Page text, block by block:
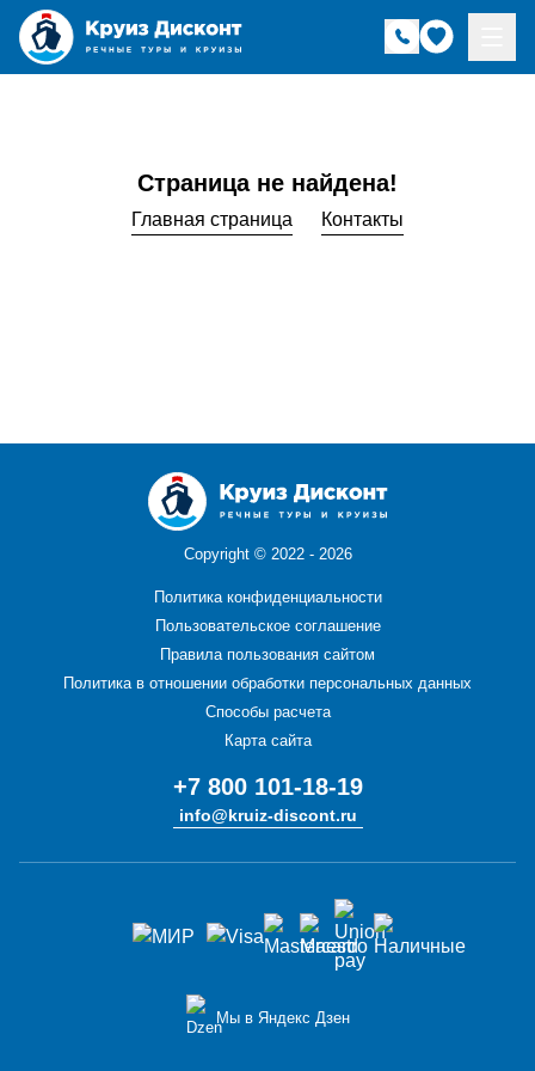
Страница не найдена!
Главная страница Контакты
Copyright © 2022 - 2026
Политика конфиденциальности
Пользовательское соглашение
Правила пользования сайтом
Политика в отношении обработки персональных данных
Способы расчета
Карта сайта
+7 800 101-18-19
info@kruiz-discont.ru
Мы в Яндекс Дзен